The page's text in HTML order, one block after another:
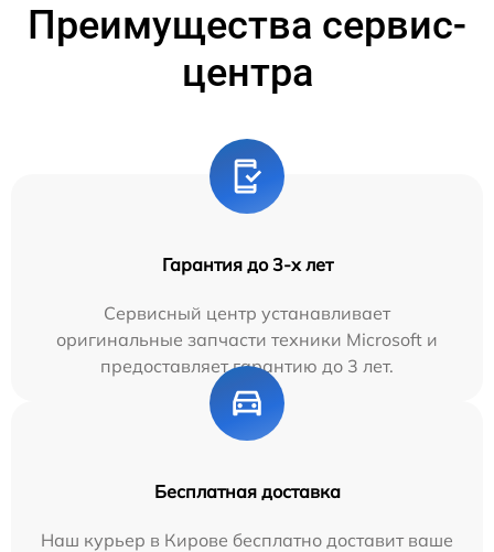
Преимущества сервис-
центра
Гарантия до 3-х лет
Сервисный центр устанавливает
оригинальные запчасти техники Microsoft и
предоставляет гарантию до 3 лет.
Бесплатная доставка
Наш курьер в Кирове бесплатно доставит ваше